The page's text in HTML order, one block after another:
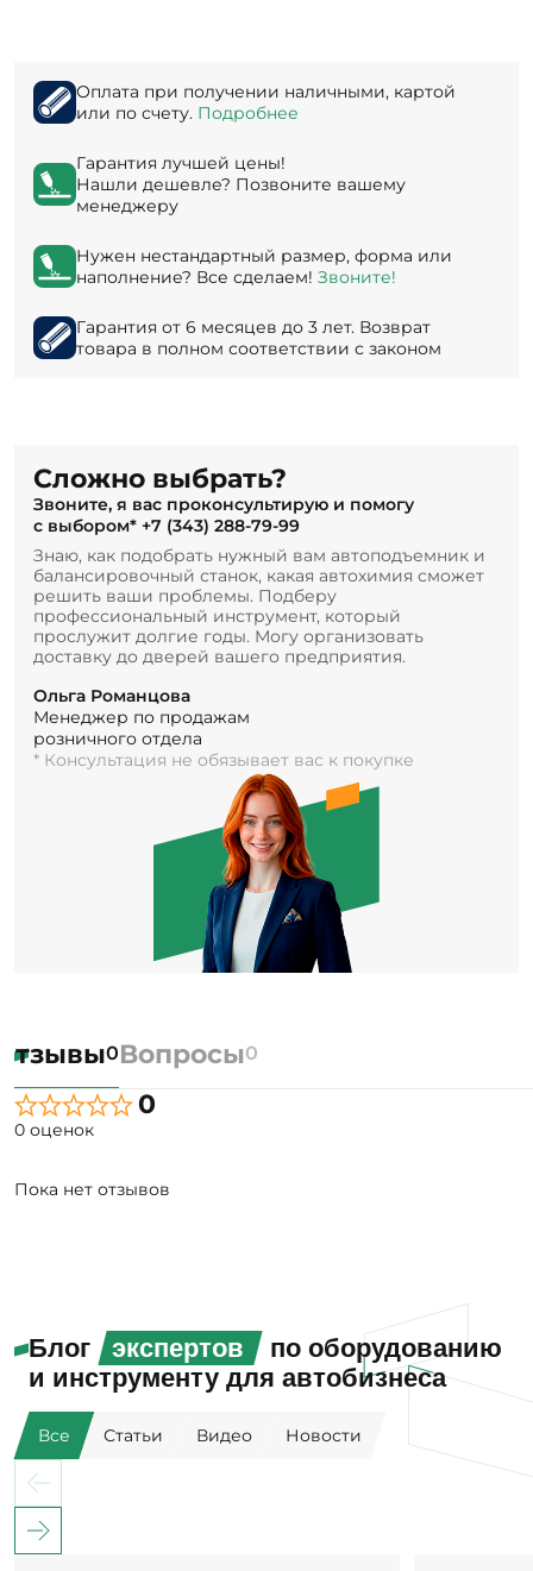
Оплата при получении наличными, картой
или по счету. Подробнее
Гарантия лучшей цены!
Нашли дешевле? Позвоните вашему
менеджеру
Нужен нестандартный размер, форма или
наполнение? Все сделаем! Звоните!
Гарантия от 6 месяцев до 3 лет. Возврат
товара в полном соответствии с законом
Сложно выбрать?
Звоните, я вас проконсультирую и помогу
с выбором* +7 (343) 288-79-99
Знаю, как подобрать нужный вам автоподъемник и
балансировочный станок, какая автохимия сможет
решить ваши проблемы. Подберу
профессиональный инструмент, который
прослужит долгие годы. Могу организовать
доставку до дверей вашего предприятия.
Ольга Романцова
Менеджер по продажам
розничного отдела
* Консультация не обязывает вас к покупке
0Вопросы0
0
0 оценок
Пока нет отзывов
Блог экспертов
по оборудованию
и инструменту для автобизнеса
Все Статьи Видео Новости